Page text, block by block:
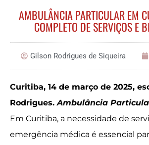
AMBULÂNCIA PARTICULAR EM
COMPLETO DE SERVIÇOS E
Gilson Rodrigues de Siqueira
Curitiba, 14 de março de 2025,
Rodrigues.Ambulância
Em Curitiba, a necessidade de
emergência médica é essencial